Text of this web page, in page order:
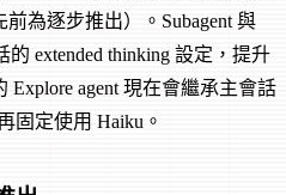
為逐步推出）。Subagent 與
extended thinking 設定，提升
agent 現在會繼承主會話
固定使用 Haiku。